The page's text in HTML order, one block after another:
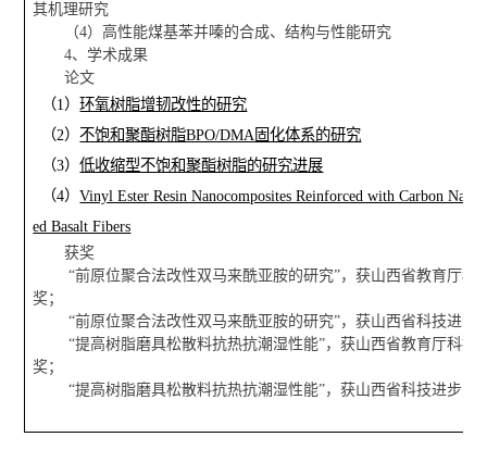
其机理研究
（4）高性能煤基苯并嗪的合成、结构与性能研究
4、学术成果
论文
（1）环氧树脂增韧改性的研究
（2）不饱和聚酯树脂BPO/DMA固化体系的研究
（3）低收缩型不饱和聚酯树脂的研究进展
（4）Vinyl Ester Resin Nanocomposites Reinforced with Carbon
ed Basalt Fibers
获奖
“前原位聚合法改性双马来酰亚胺的研究”，获山西省教育厅科
奖；
“前原位聚合法改性双马来酰亚胺的研究”，获山西省科技进步
“提高树脂磨具松散料抗热抗潮湿性能”，获山西省教育厅科技
奖；
“提高树脂磨具松散料抗热抗潮湿性能”，获山西省科技进步三